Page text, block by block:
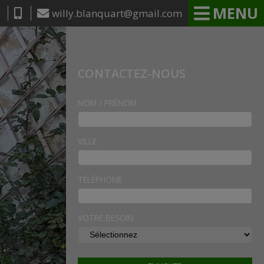
willy.blanquart@gmail.com MENU
CONTACTEZ-NOUS
NOM / PRÉNOM
VILLE
TÉLÉPHONE
VOTRE BESOIN